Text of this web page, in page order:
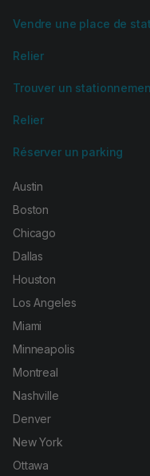
Vendre une place de
Relier
Trouver un
Relier
Réserver un parking
Austin
Boston
Chicago
Dallas
Houston
Los Angeles
Miami
Minneapolis
Montreal
Nashville
Denver
New York
Ottawa